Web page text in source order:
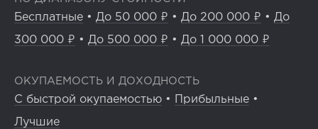
Бесплатные • До 50 000 ₽ • До 200 000 ₽ • До
300 000 ₽ • До 500 000 ₽ • До 1 000 000 ₽
ОКУПАЕМОСТЬ И ДОХОДНОСТЬ
С быстрой окупаемостью • Прибыльные •
Лучшие